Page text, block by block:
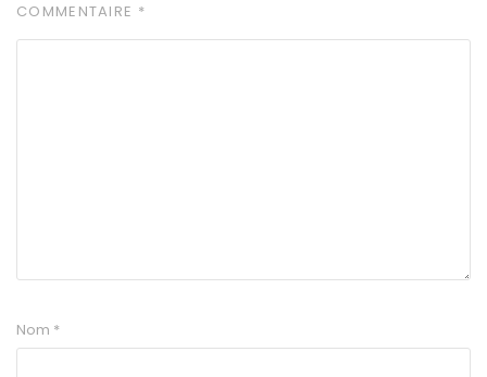
COMMENTAIRE *
Nom *